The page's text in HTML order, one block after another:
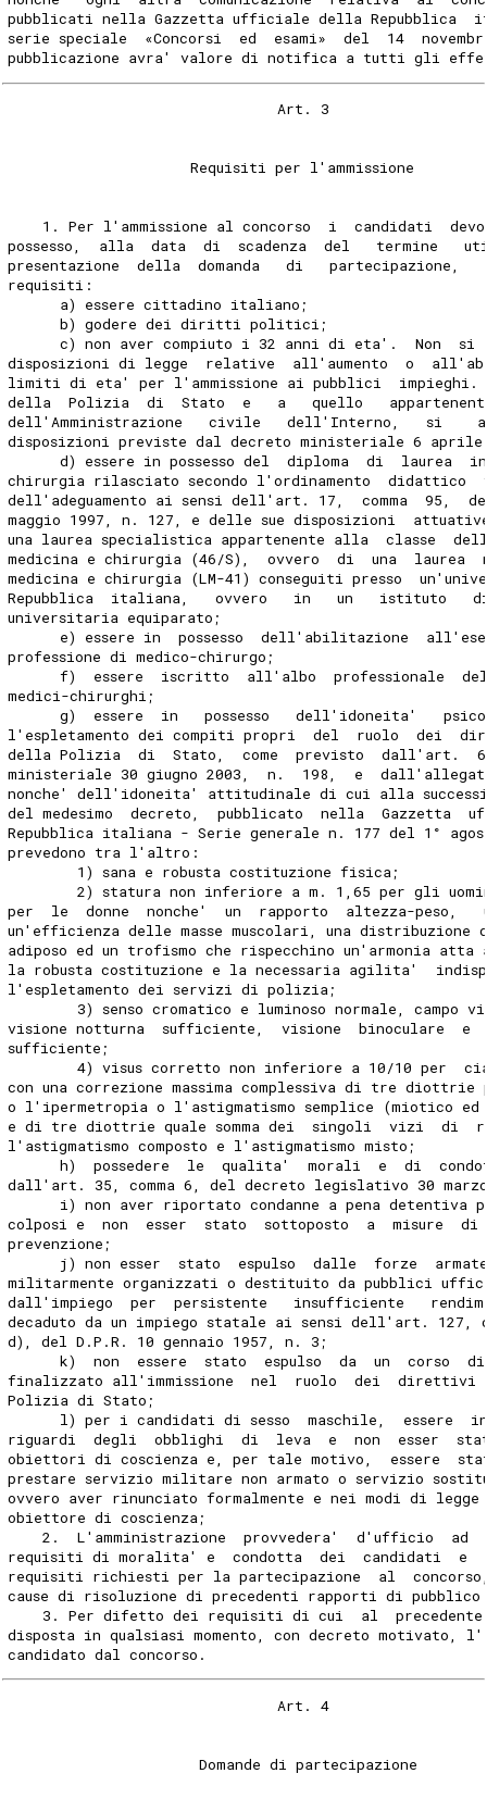
pubblicati nella Gazzetta ufficiale della Repubblica
serie speciale  «Concorsi  ed  esami»  del  14
pubblicazione avra' valore di notifica a tutti gli
                               Art. 3
                     Requisiti per l'ammissione
1. Per l'ammissione al concorso  i  candidati
possesso,  alla  data  di  scadenza  del   termine
presentazione  della  domanda   di   partecipazione,
requisiti:
      a) essere cittadino italiano;
      b) godere dei diritti politici;
c) non aver compiuto i 32 anni di eta'.  Non  si
disposizioni di legge  relative  all'aumento  o
limiti di eta' per l'ammissione ai pubblici  impieghi.
della  Polizia  di  Stato  e   a   quello
dell'Amministrazione   civile   dell'Interno,   si
disposizioni previste dal decreto ministeriale 6
d) essere in possesso del  diploma  di  laurea
chirurgia rilasciato secondo l'ordinamento  didattico
dell'adeguamento ai sensi dell'art. 17,  comma  95,
maggio 1997, n. 127, e delle sue disposizioni
una laurea specialistica appartenente alla  classe
medicina e chirurgia (46/S),  ovvero  di  una  laurea
medicina e chirurgia (LM-41) conseguiti presso
Repubblica  italiana,   ovvero   in   un   istituto
universitaria equiparato;
e) essere in  possesso  dell'abilitazione
professione di medico-chirurgo;
f)  essere  iscritto  all'albo  professionale
medici-chirurghi;
g)  essere  in   possesso   dell'idoneita'
l'espletamento dei compiti propri  del  ruolo  dei
della Polizia  di  Stato,  come  previsto  dall'art.
ministeriale 30 giugno 2003,  n.  198,  e
nonche' dell'idoneita' attitudinale di cui alla
del medesimo  decreto,  pubblicato  nella  Gazzetta
Repubblica italiana - Serie generale n. 177 del 1°
prevedono tra l'altro:
        1) sana e robusta costituzione fisica;
2) statura non inferiore a m. 1,65 per gli
per  le  donne  nonche'  un  rapporto  altezza-peso,
un'efficienza delle masse muscolari, una distribuzione
adiposo ed un trofismo che rispecchino un'armonia atta
la robusta costituzione e la necessaria agilita'
l'espletamento dei servizi di polizia;
3) senso cromatico e luminoso normale, campo
visione notturna  sufficiente,  visione  binoculare  e
sufficiente;
4) visus corretto non inferiore a 10/10 per
con una correzione massima complessiva di tre
o l'ipermetropia o l'astigmatismo semplice (miotico ed
e di tre diottrie quale somma dei  singoli  vizi  di
l'astigmatismo composto e l'astigmatismo misto;
h)  possedere  le  qualita'  morali  e  di
dall'art. 35, comma 6, del decreto legislativo 30
i) non aver riportato condanne a pena detentiva
colposi e  non  esser  stato  sottoposto  a  misure  di
prevenzione;
j) non esser  stato  espulso  dalle  forze
militarmente organizzati o destituito da pubblici
dall'impiego  per  persistente   insufficiente
decaduto da un impiego statale ai sensi dell'art. 127,
d), del D.P.R. 10 gennaio 1957, n. 3;
k)  non  essere  stato  espulso  da  un  corso
finalizzato all'immissione  nel  ruolo  dei  direttivi
Polizia di Stato;
l) per i candidati di sesso  maschile,  essere
riguardi  degli  obblighi  di  leva  e  non  esser
obiettori di coscienza e, per tale motivo,  essere
prestare servizio militare non armato o servizio
ovvero aver rinunciato formalmente e nei modi di
obiettore di coscienza;
2.  L'amministrazione  provvedera'  d'ufficio  ad
requisiti di moralita' e  condotta  dei  candidati
requisiti richiesti per la partecipazione  al
cause di risoluzione di precedenti rapporti di
3. Per difetto dei requisiti di cui  al
disposta in qualsiasi momento, con decreto motivato,
candidato dal concorso.
                               Art. 4
                      Domande di partecipazione